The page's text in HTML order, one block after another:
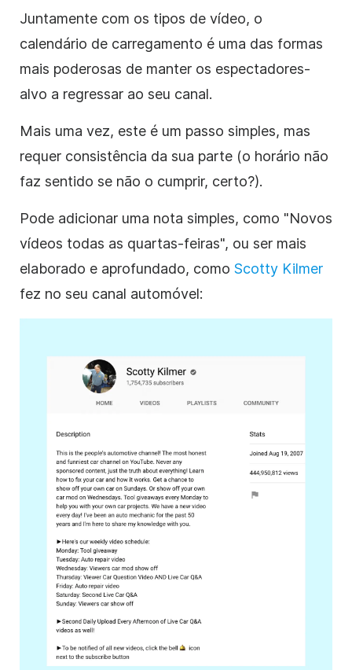
Juntamente com os tipos de vídeo, o
calendário de carregamento é uma das formas
mais poderosas de manter os espectadores-
alvo a regressar ao seu canal.
Mais uma vez, este é um passo simples, mas
requer consistência da sua parte (o horário não
faz sentido se não o cumprir, certo?).
Pode adicionar uma nota simples, como "Novos
vídeos todas as quartas-feiras", ou ser mais
elaborado e aprofundado, como Scotty Kilmer
fez no seu canal automóvel: